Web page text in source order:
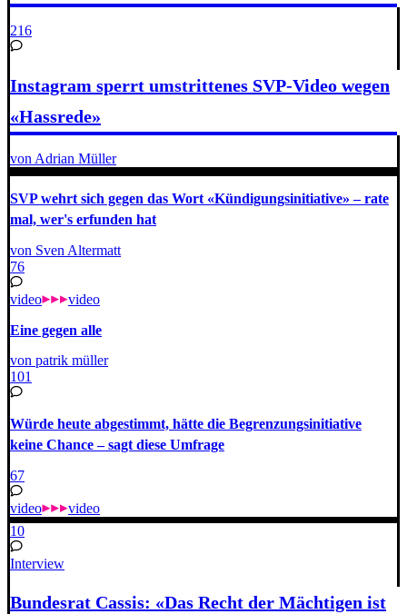
216
Instagram sperrt umstrittenes SVP-Video wegen
«Hassrede»
von Adrian Müller
SVP wehrt sich gegen das Wort «Kündigungsinitiative» – rate
mal, wer's erfunden hat
von Sven Altermatt
76
video video
Eine gegen alle
von patrik müller
101
Würde heute abgestimmt, hätte die Begrenzungsinitiative
keine Chance – sagt diese Umfrage
67
video
video
10
Interview
Bundesrat Cassis: «Das Recht der Mächtigen ist